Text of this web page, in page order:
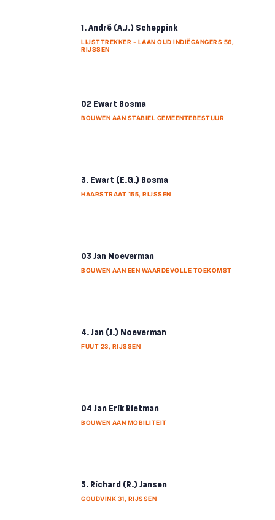
1. André (A.J.) Scheppink
LIJSTTREKKER - LAAN OUD INDIËGANGERS 56,
RIJSSEN
02 Ewart Bosma
BOUWEN AAN STABIEL GEMEENTEBESTUUR
3. Ewart (E.G.) Bosma
HAARSTRAAT 155, RIJSSEN
03 Jan Noeverman
BOUWEN AAN EEN WAARDEVOLLE TOEKOMST
4. Jan (J.) Noeverman
FUUT 23, RIJSSEN
04 Jan Erik Rietman
BOUWEN AAN MOBILITEIT
5. Richard (R.) Jansen
GOUDVINK 31, RIJSSEN